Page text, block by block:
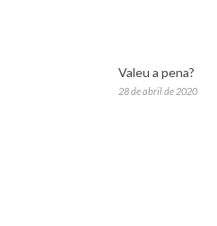
Valeu a pena?
28 de abril de 2020